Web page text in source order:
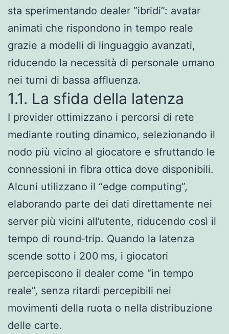
sta sperimentando dealer “ibridi”: avatar
animati che rispondono in tempo reale
grazie a modelli di linguaggio avanzati,
riducendo la necessità di personale umano
nei turni di bassa affluenza.
1.1. La sfida della latenza
I provider ottimizzano i percorsi di rete
mediante routing dinamico, selezionando il
nodo più vicino al giocatore e sfruttando le
connessioni in fibra ottica dove disponibili.
Alcuni utilizzano il “edge computing”,
elaborando parte dei dati direttamente nei
server più vicini all’utente, riducendo così il
tempo di round‑trip. Quando la latenza
scende sotto i 200 ms, i giocatori
percepiscono il dealer come “in tempo
reale”, senza ritardi percepibili nei
movimenti della ruota o nella distribuzione
delle carte.